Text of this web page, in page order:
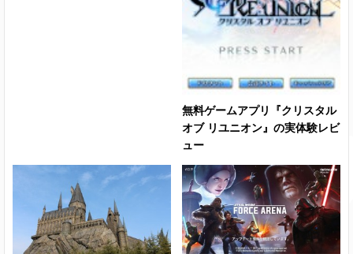
無料ゲームアプリ『クリスタル
オブ リユニオン』の実体験レビ
ュー